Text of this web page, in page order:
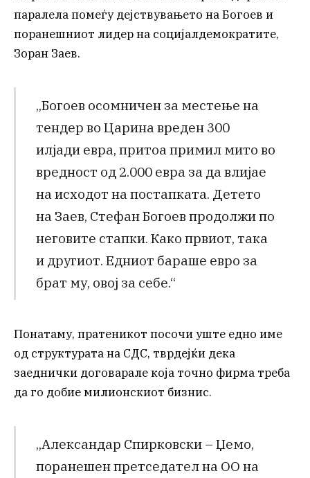
паралела помеѓу дејствувањето на Богоев и
поранешниот лидер на социјалдемократите,
Зоран Заев.
„Богоев осомничен за местење на
тендер во Царина вреден 300
илјади евра, притоа примил мито во
вредност од 2.000 евра за да влијае
на исходот на постапката. Детето
на Заев, Стефан Богоев продолжи по
неговите стапки. Како првиот, така
и другиот. Едниот бараше евро за
брат му, овој за себе.“
Понатаму, пратеникот посочи уште едно име
од структурата на СДС, тврдејќи дека
заеднички договарале која точно фирма треба
да го добие милионскиот бизнис.
„Александар Спирковски – Џемо,
поранешен претседател на ОО на